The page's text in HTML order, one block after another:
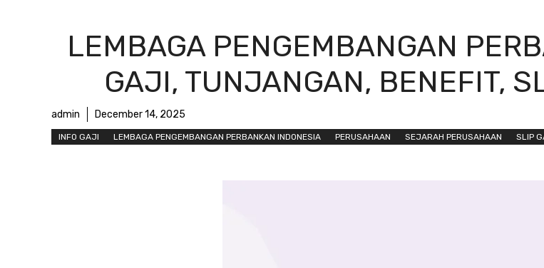
LEMBAGA PENGEMBANGAN
GAJI, TUNJANGAN, BENEFIT,
admin December 14, 2025
INFO GAJI LEMBAGA PENGEMBANGAN PERBANKAN INDONESIA PERUSAHAAN SEJARAH PERUSAHAAN SLIP